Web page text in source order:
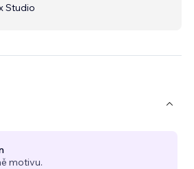
Studio
motivu.